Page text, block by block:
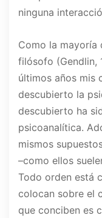
ninguna
Como la mayoría
filósofo (Gendlin,
últimos años mis
descubierto la
descubierto ha
psicoanalítica.
mismos
–como ellos
Todo orden está
colocan sobre el
que conciben es